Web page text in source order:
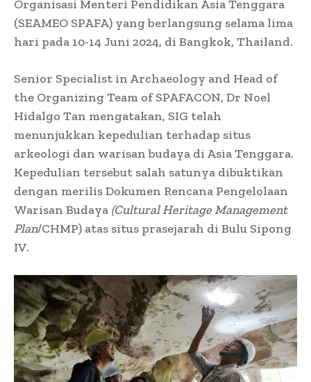
Organisasi Menteri Pendidikan Asia Tenggara
(SEAMEO SPAFA) yang berlangsung selama lima
hari pada 10-14 Juni 2024, di Bangkok, Thailand.
Senior Specialist in Archaeology and Head of
the Organizing Team of SPAFACON, Dr Noel
Hidalgo Tan mengatakan, SIG telah
menunjukkan kepedulian terhadap situs
arkeologi dan warisan budaya di Asia Tenggara.
Kepedulian tersebut salah satunya dibuktikan
dengan merilis Dokumen Rencana Pengelolaan
Warisan Budaya (Cultural Heritage Management
Plan/CHMP) atas situs prasejarah di Bulu Sipong
IV.